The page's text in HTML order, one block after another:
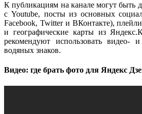
К публикациям на канале могут быть
с Youtube, посты из основных
Facebook, Twitter и ВКонтакте),
и географические карты из
рекомендуют использовать видео-
водяных знаков.
Видео: где брать фото для Яндекс